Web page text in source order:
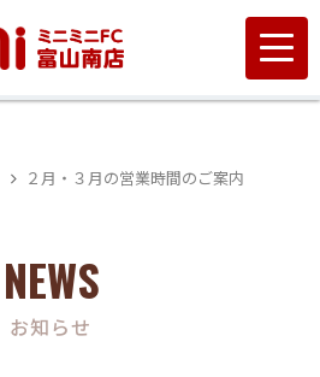
２月・３月の営業時間のご案内
NEWS
お知らせ